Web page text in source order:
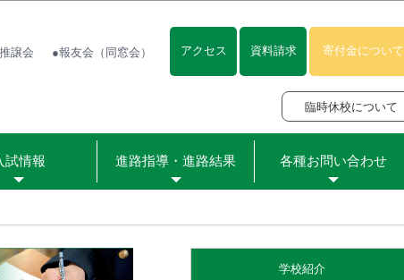
譲会 ●報友会（同窓会） アクセス 資料請求 寄付金について
臨時休校について
試情報 進路指導・進路結果 各種お問い合わせ
学校紹介